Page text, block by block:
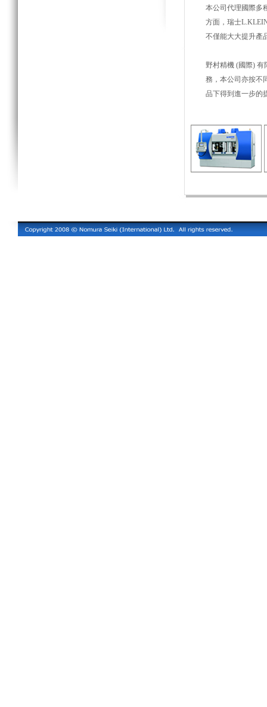
本公司代理國際多
方面，瑞士
不僅能大大提升產
野村精機 (國際) 有
務，本公司亦按不
品下得到進一步的